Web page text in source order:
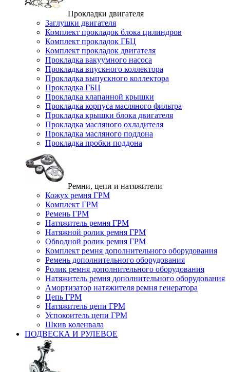
Прокладки двигателя
Заглушки двигателя
Комплект прокладок блока цилиндров
Комплект прокладок ГБЦ
Комплект прокладок двигателя
Прокладка вакуумного насоса
Прокладка впускного коллектора
Прокладка выпускного коллектора
Прокладка ГБЦ
Прокладка клапанной крышки
Прокладка корпуса масляного фильтра
Прокладка крышки блока двигателя
Прокладка масляного охладителя
Прокладка масляного поддона
Прокладка пробки поддона
Ремни, цепи и натяжители
Кожух ремня ГРМ
Комплект ГРМ
Ремень ГРМ
Натяжитель ремня ГРМ
Натяжной ролик ремня ГРМ
Обводной ролик ремня ГРМ
Комплект ремня дополнительного оборудования
Ремень дополнительного оборудования
Ролик ремня дополнительного оборудования
Натяжитель ремня дополнительного оборудования
Амортизатор натяжителя ремня генератора
Цепь ГРМ
Натяжитель цепи ГРМ
Успокоитель цепи ГРМ
Шкив коленвала
ПОДВЕСКА И РУЛЕВОЕ